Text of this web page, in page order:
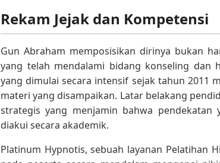
Rekam Jejak dan Kompetensi
Gun Abraham memposisikan dirinya bukan
yang telah mendalami bidang konseling dan
yang dimulai secara intensif sejak tahun 2011
materi yang disampaikan. Latar belakang
strategis yang menjamin bahwa
diakui secara akademik.
Platinum Hypnotis, sebuah layanan Pelatihan